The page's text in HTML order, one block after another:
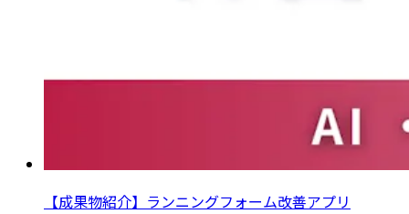
【成果物紹介】ランニングフォーム改善アプリ